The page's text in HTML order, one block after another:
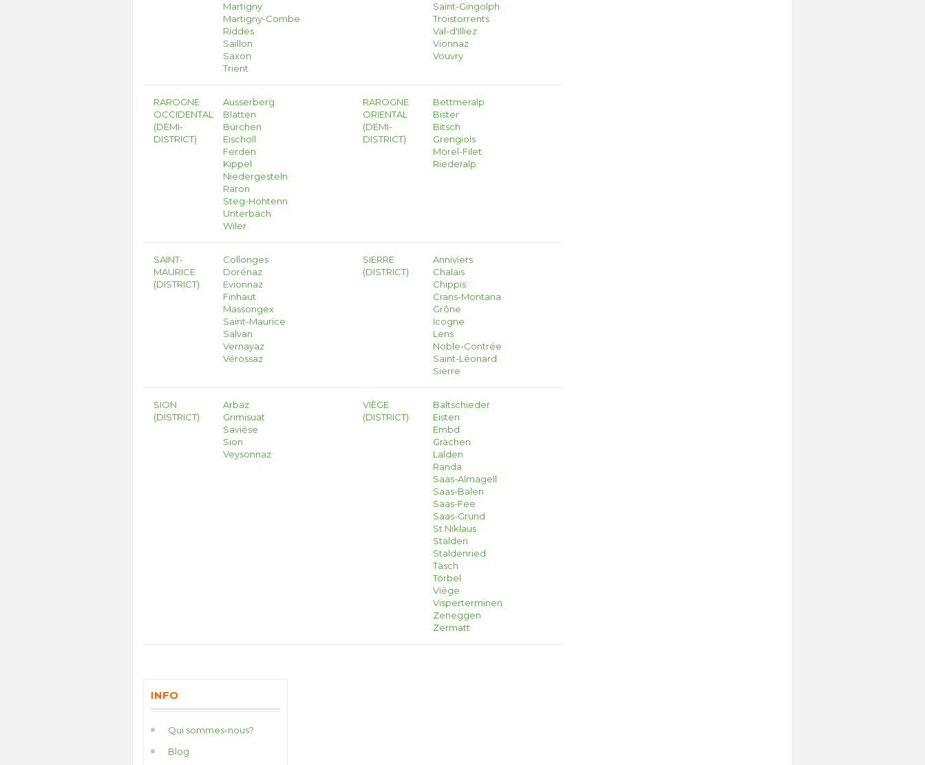
Martigny
Martigny-Combe
Riddes
Saillon
Saxon
Trient
Saint-Gingolph
Troistorrents
Val-d'Illiez
Vionnaz
Vouvry
RAROGNE
OCCIDENTAL
(DEMI-
DISTRICT)
Ausserberg
Blatten
Bürchen
Eischoll
Ferden
Kippel
Niedergesteln
Raron
Steg-Hohtenn
Unterbäch
Wiler
RAROGNE
ORIENTAL
(DEMI-
DISTRICT)
Bettmeralp
Bister
Bitsch
Grengiols
Mörel-Filet
Riederalp
SAINT-
MAURICE
(DISTRICT)
Collonges
Dorénaz
Evionnaz
Finhaut
Massongex
Saint-Maurice
Salvan
Vernayaz
Vérossaz
SIERRE
(DISTRICT)
Anniviers
Chalais
Chippis
Crans-Montana
Grône
Icogne
Lens
Noble-Contrée
Saint-Léonard
Sierre
SION
(DISTRICT)
Arbaz
Grimisuat
Savièse
Sion
Veysonnaz
VIÈGE
(DISTRICT)
Baltschieder
Eisten
Embd
Grächen
Lalden
Randa
Saas-Almagell
Saas-Balen
Saas-Fee
Saas-Grund
St Niklaus
Stalden
Staldenried
Täsch
Törbel
Viège
Visperterminen
Zeneggen
Zermatt
INFO
Qui sommes-nous?
Blog